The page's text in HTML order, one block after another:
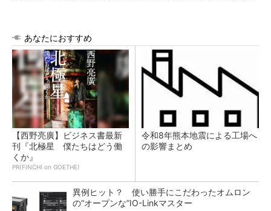
あなたにおすすめ
【西野亮廣】ビジネス書最新
刊『北極星 僕たちはどう働
くか』
PR(FINCHI on GOETHE)
令和8年熊本地震による工場へ
の影響まとめ
異例ヒット？ 使い勝手にこだわったオムロン
の“オープンな”IO-Linkマスター